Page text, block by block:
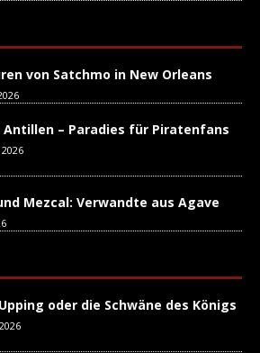
von Satchmo in New Orleans
Antillen – Paradies für Piratenfans
Mezcal: Verwandte aus Agave
oder die Schwäne des Königs